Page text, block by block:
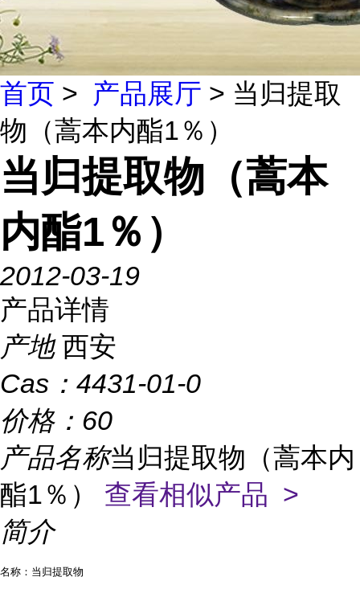
首页 > 产品展厅 > 当归提取
物（蒿本内酯1％）
当归提取物（蒿本
内酯1％）
2012-03-19
产品详情
产地 西安
Cas： 4431-01-0
价格： 60
产品名称当归提取物（蒿本内
酯1％） 查看相似产品 >
简介
名称：当归提取物